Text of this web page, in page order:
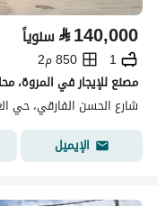
⃁140,000 سنوياً
1
850 م2
مصنع للإيجار في المروة،
شارع الحسن الفارقي، حي
الإيميل